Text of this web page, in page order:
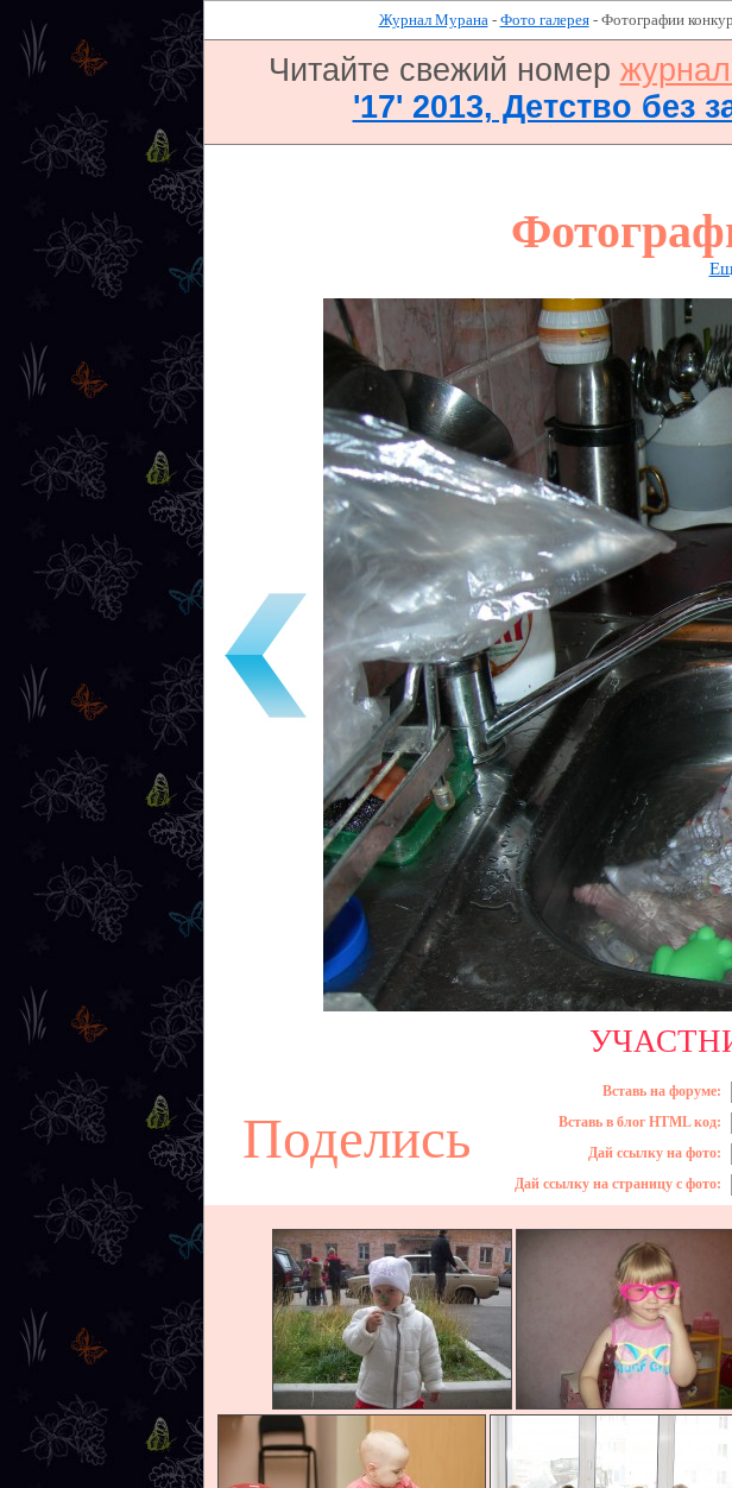
Журнал Мурана- Фото галерея- Фотографии
Читайте свежий номер
'17' 2013, Детство без
Поделись
Вставь на форуме:
Вставь в блог HTML код:
Дай ссылку на фото:
Дай ссылку на страницу с фото: